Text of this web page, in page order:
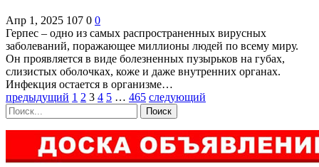
Апр 1, 2025 107 0 0
Герпес – одно из самых распространенных вирусных
заболеваний, поражающее миллионы людей по всему миру.
Он проявляется в виде болезненных пузырьков на губах,
слизистых оболочках, коже и даже внутренних органах.
Инфекция остается в организме…
предыдущий 1 2 3 4 5 … 465 следующий